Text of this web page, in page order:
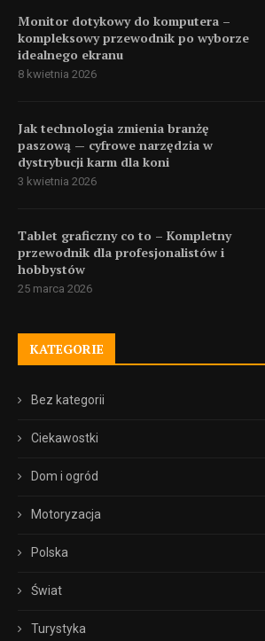
Monitor dotykowy do komputera –
kompleksowy przewodnik po wyborze
idealnego ekranu
8 kwietnia 2026
Jak technologia zmienia branżę
paszową — cyfrowe narzędzia w
dystrybucji karm dla koni
3 kwietnia 2026
Tablet graficzny co to – Kompletny
przewodnik dla profesjonalistów i
hobbystów
25 marca 2026
KATEGORIE
Bez kategorii
Ciekawostki
Dom i ogród
Motoryzacja
Polska
Świat
Turystyka